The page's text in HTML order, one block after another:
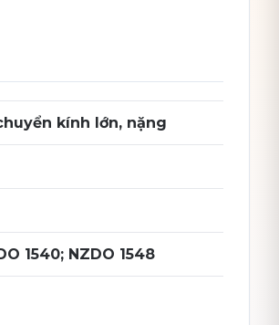
kính lớn, nặng
1540; NZDO 1548